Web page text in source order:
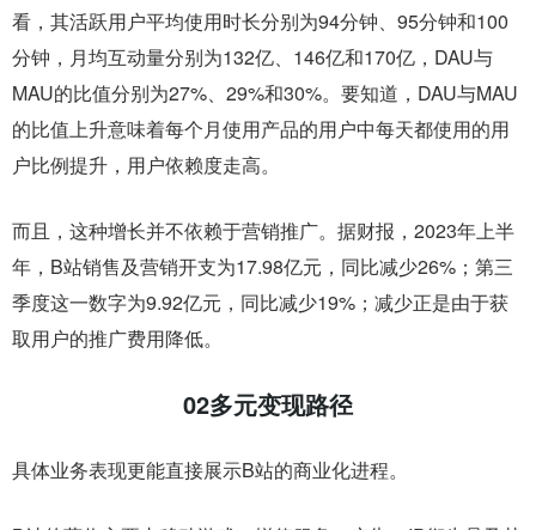
看，其活跃用户平均使用时长分别为94分钟、95分钟和100
分钟，月均互动量分别为132亿、146亿和170亿，DAU与
MAU的比值分别为27%、29%和30%。要知道，DAU与MAU
的比值上升意味着每个月使用产品的用户中每天都使用的用
户比例提升，用户依赖度走高。
而且，这种增长并不依赖于营销推广。据财报，2023年上半
年，B站销售及营销开支为17.98亿元，同比减少26%；第三
季度这一数字为9.92亿元，同比减少19%；减少正是由于获
取用户的推广费用降低。
02多元变现路径
具体业务表现更能直接展示B站的商业化进程。